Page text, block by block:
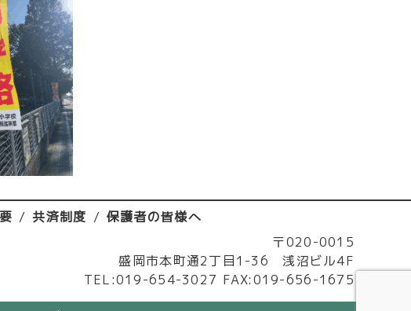
共済制度 保護者の皆様へ
〒020-0015
盛岡市本町通2丁目1-36 浅沼ビル4F
TEL:019-654-3027 FAX:019-656-1675